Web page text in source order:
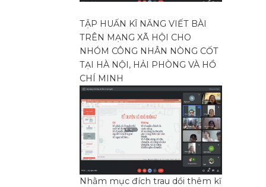
TẬP HUẤN KĨ NĂNG VIẾT BÀI
TRÊN MẠNG XÃ HỘI CHO
NHÓM CÔNG NHÂN NÒNG CỐT
TẠI HÀ NỘI, HẢI PHÒNG VÀ HỒ
CHÍ MINH
Nhằm mục đích trau dồi thêm kĩ